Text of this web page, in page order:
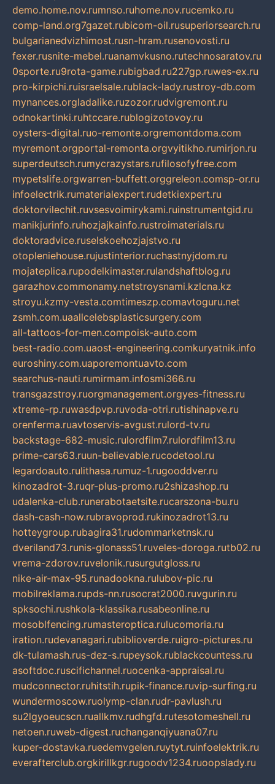
demo.home.nov.rumnso.ruhome.nov.rucemko.ru
comp-land.org7gazet.rubicom-oil.rusuperiorsearch.ru
bulgarianedvizhimost.rusn-hram.rusenovosti.ru
fexer.rusnite-mebel.ruanamvkusno.rutechnosaratov.ru
0sporte.ru9rota-game.rubigbad.ru227gp.ruwes-ex.ru
pro-kirpichi.ruisraelsale.rublack-lady.rustroy-db.com
mynances.orgladalike.ruzozor.rudvigremont.ru
odnokartinki.ruhtccare.rublogizotovoy.ru
oysters-digital.ruo-remonte.orgremontdoma.com
myremont.orgportal-remonta.orgvyitikho.rumirjon.ru
superdeutsch.rumycrazystars.rufilosofyfree.com
mypetslife.orgwarren-buffett.orggreleon.comsp-or.ru
infoelectrik.rumaterialexpert.rudetkiexpert.ru
doktorvilechit.ruvsesvoimirykami.ruinstrumentgid.ru
manikjurinfo.ruhozjajkainfo.rustroimaterials.ru
doktoradvice.ruselskoehozjajstvo.ru
otopleniehouse.rujustinterior.ruchastnyjdom.ru
mojateplica.rupodelkimaster.rulandshaftblog.ru
garazhov.commonamy.netstroysnami.kzlcna.kz
stroyu.kzmy-vesta.comtimeszp.comavtoguru.net
zsmh.com.uaallcelebsplasticsurgery.com
all-tattoos-for-men.compoisk-auto.com
best-radio.com.uaost-engineering.comkuryatnik.info
euroshiny.com.uaporemontuavto.com
searchus-nauti.rumirmam.infosmi366.ru
transgazstroy.ruorgmanagement.orgyes-fitness.ru
xtreme-rp.ruwasdpvp.ruvoda-otri.rutishinapve.ru
orenferma.ruavtoservis-avgust.rulord-tv.ru
backstage-682-music.rulordfilm7.rulordfilm13.ru
prime-cars63.ruun-believable.rucodetool.ru
legardoauto.rulithasa.rumuz-1.rugooddver.ru
kinozadrot-3.ruqr-plus-promo.ru2shizashop.ru
udalenka-club.runerabotaetsite.rucarszona-bu.ru
dash-cash-now.rubravoprod.rukinozadrot13.ru
hotteygroup.rubagira31.rudommarketnsk.ru
dveriland73.runis-glonass51.ruveles-doroga.rutb02.ru
vrema-zdorov.ruvelonik.rusurgutgloss.ru
nike-air-max-95.runadookna.rulubov-pic.ru
mobilreklama.rupds-nn.rusocrat2000.ruvgurin.ru
spksochi.rushkola-klassika.rusabeonline.ru
mosoblfencing.rumasteroptica.rulucomoria.ru
iration.rudevanagari.rubiblioverde.ruigro-pictures.ru
dk-tulamash.rus-dez-s.rupeysok.rublackcountess.ru
asoftdoc.ruscifichannel.ruocenka-appraisal.ru
mudconnector.ruhitstih.rupik-finance.ruvip-surfing.ru
wundermoscow.ruolymp-clan.rudr-pavlush.ru
su2lgyoeucscn.ruallkmv.rudhgfd.rutesotomeshell.ru
netoen.ruweb-digest.ruchanganqiyuana07.ru
kuper-dostavka.ruedemvgelen.ruytyt.ruinfoelektrik.ru
everafterclub.orgkirillkgr.rugoodv1234.ruoopslady.ru